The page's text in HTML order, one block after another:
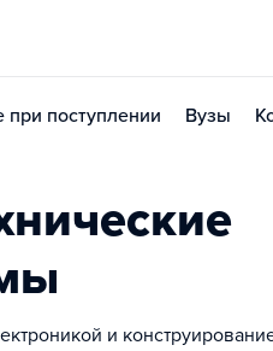
поступлении Вузы
и